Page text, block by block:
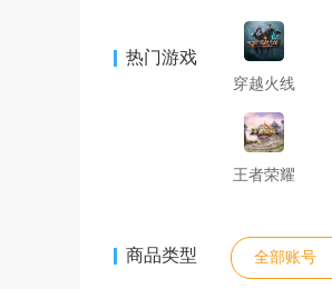
热门游戏
穿越火线
王者荣耀
商品类型 全部账号